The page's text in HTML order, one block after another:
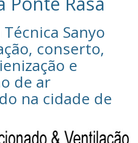
Sanyo‎
conserto,
e
de ar
na cidade de